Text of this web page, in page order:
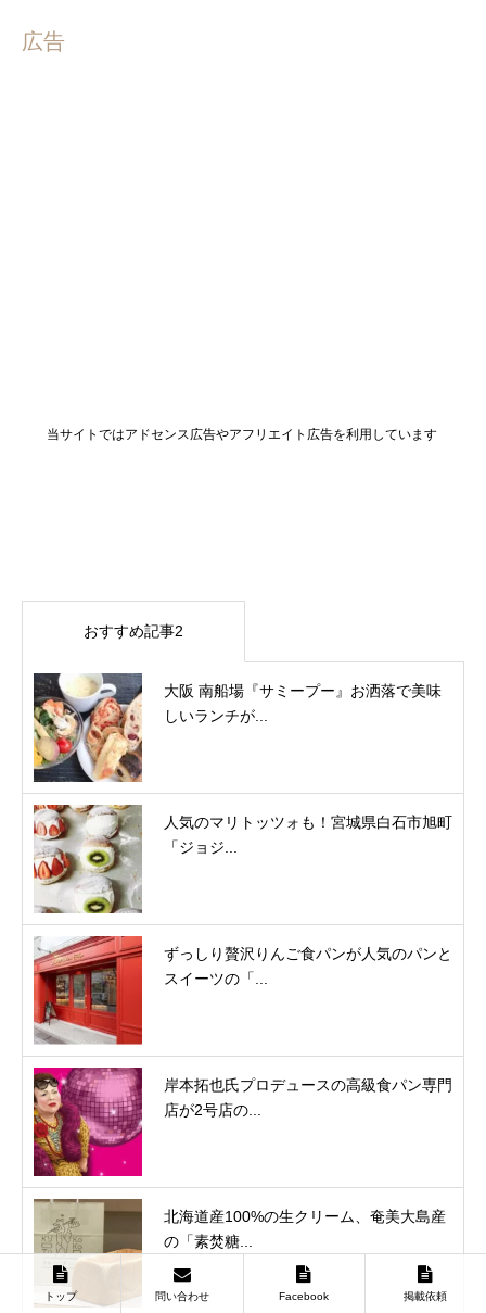
広告
当サイトではアドセンス広告やアフリエイト広告を利用しています
おすすめ記事2
大阪 南船場『サミープー』お洒落で美味
しいランチが...
人気のマリトッツォも！宮城県白石市旭町
「ジョジ...
ずっしり贅沢りんご食パンが人気のパンと
スイーツの「...
岸本拓也氏プロデュースの高級食パン専門
店が2号店の...
北海道産100%の生クリーム、奄美大島産
の「素焚糖...
トップ 問い合わせ Facebook 掲載依頼